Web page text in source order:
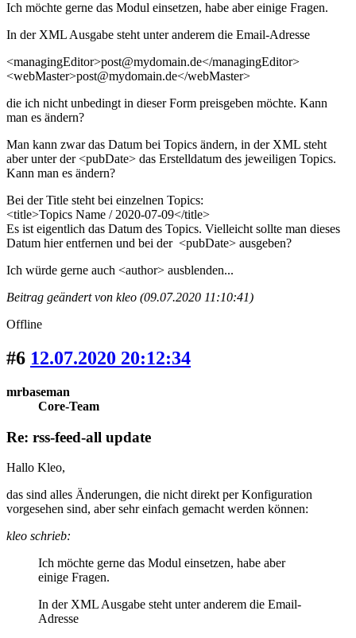
Ich möchte gerne das Modul einsetzen, habe aber einige Fragen.
In der XML Ausgabe steht unter anderem die Email-Adresse
<managingEditor>post@mydomain.de</managingEditor>
<webMaster>post@mydomain.de</webMaster>
die ich nicht unbedingt in dieser Form preisgeben möchte. Kann
man es ändern?
Man kann zwar das Datum bei Topics ändern, in der XML steht
aber unter der <pubDate> das Erstelldatum des jeweiligen Topics.
Kann man es ändern?
Bei der Title steht bei einzelnen Topics:
<title>Topics Name / 2020-07-09</title>
Es ist eigentlich das Datum des Topics. Vielleicht sollte man dieses
Datum hier entfernen und bei der <pubDate> ausgeben?
Ich würde gerne auch <author> ausblenden...
Beitrag geändert von kleo (09.07.2020 11:10:41)
Offline
#6 12.07.2020 20:12:34
mrbaseman
Core-Team
Re: rss-feed-all update
Hallo Kleo,
das sind alles Änderungen, die nicht direkt per Konfiguration
vorgesehen sind, aber sehr einfach gemacht werden können:
kleo schrieb:
Ich möchte gerne das Modul einsetzen, habe aber
einige Fragen.
In der XML Ausgabe steht unter anderem die Email-
Adresse